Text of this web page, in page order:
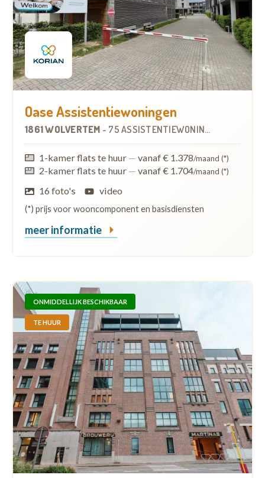
Oase Assistentiewoningen
1861 WOLVERTEM - 75 ASSISTENTIEWONINGEN
1-kamer flats te huur — vanaf € 1.378/maand (*)
2-kamer flats te huur — vanaf € 1.704/maand (*)
16 foto's video
(*) prijs voor wooncomponent en basisdiensten
meer informatie
ONMIDDELLIJK BESCHIKBAAR
TE HUUR